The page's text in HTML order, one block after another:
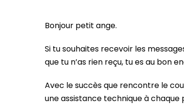
Bonjour petit ange.
Si tu souhaites recevoir les
que tu n’as rien reçu, tu es au bon
Avec le succès que rencontre le
une assistance technique à chaque